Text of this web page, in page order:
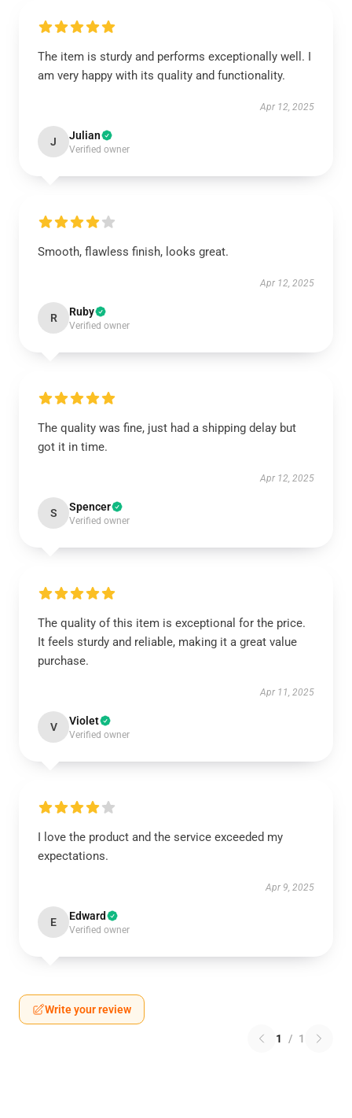
The item is sturdy and performs exceptionally well. I
am very happy with its quality and functionality.
Apr 12, 2025
J Julian
Verified owner
Smooth, flawless finish, looks great.
Apr 12, 2025
R Ruby
Verified owner
The quality was fine, just had a shipping delay but
got it in time.
Apr 12, 2025
S Spencer
Verified owner
The quality of this item is exceptional for the price.
It feels sturdy and reliable, making it a great value
purchase.
Apr 11, 2025
V Violet
Verified owner
I love the product and the service exceeded my
expectations.
Apr 9, 2025
E Edward
Verified owner
Write your review
1 / 1